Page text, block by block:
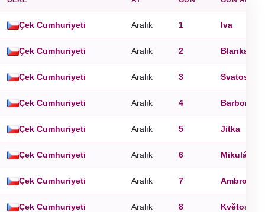
Çek Cumhuriyeti Aralık 1 Iva
Çek Cumhuriyeti Aralık 2 Blanka
Çek Cumhuriyeti Aralık 3 Svatoslav
Çek Cumhuriyeti Aralık 4 Barbora
Çek Cumhuriyeti Aralık 5 Jitka
Çek Cumhuriyeti Aralık 6 Mikuláš
Çek Cumhuriyeti Aralık 7 Ambrož
Çek Cumhuriyeti Aralık 8 Květoslava